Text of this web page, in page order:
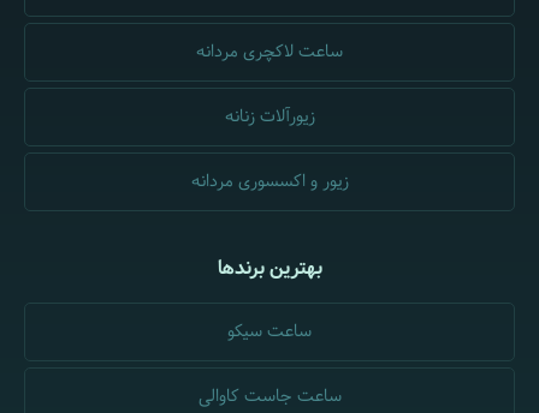
ساعت لاکچری مردانه
زیورآلات زنانه
زیور و اکسسوری مردانه
بهترین برندها
ساعت سیکو
ساعت جاست کاوالی